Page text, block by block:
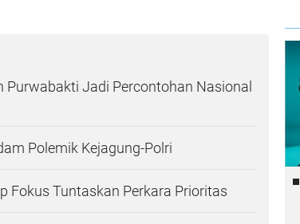
Purwabakti Jadi Percontohan Nasional
Polemik Kejagung-Polri
Fokus Tuntaskan Perkara Prioritas